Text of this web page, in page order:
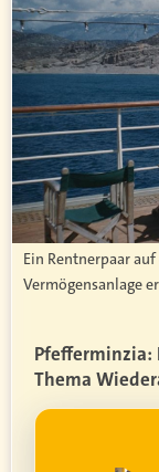
Ein Rentnerpaar
Vermögensanlage
Pfefferminzia:
Thema